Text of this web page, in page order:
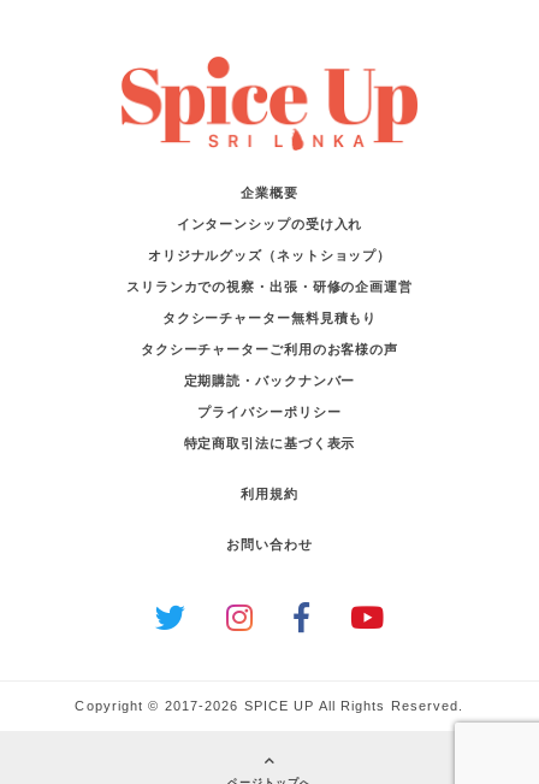
企業概要
インターンシップの受け入れ
オリジナルグッズ（ネットショップ）
スリランカでの視察・出張・研修の企画運営
タクシーチャーター無料見積もり
タクシーチャーターご利用のお客様の声
定期購読・バックナンバー
プライバシーポリシー
特定商取引法に基づく表示
利用規約
お問い合わせ
Copyright © 2017-2026 SPICE UP All Rights Reserved.